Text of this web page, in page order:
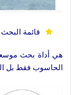
قائمة
هي أداة بحث
الحاسوب فقط بل